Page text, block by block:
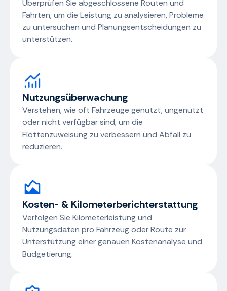
Überprüfen Sie abgeschlossene Routen und
Fahrten, um die Leistung zu analysieren, Probleme
zu untersuchen und Planungsentscheidungen zu
unterstützen.
Nutzungsüberwachung
Verstehen, wie oft Fahrzeuge genutzt, ungenutzt
oder nicht verfügbar sind, um die
Flottenzuweisung zu verbessern und Abfall zu
reduzieren.
Kosten- & Kilometerberichterstattung
Verfolgen Sie Kilometerleistung und
Nutzungsdaten pro Fahrzeug oder Route zur
Unterstützung einer genauen Kostenanalyse und
Budgetierung.